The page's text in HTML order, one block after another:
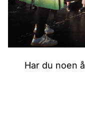
Har du noen